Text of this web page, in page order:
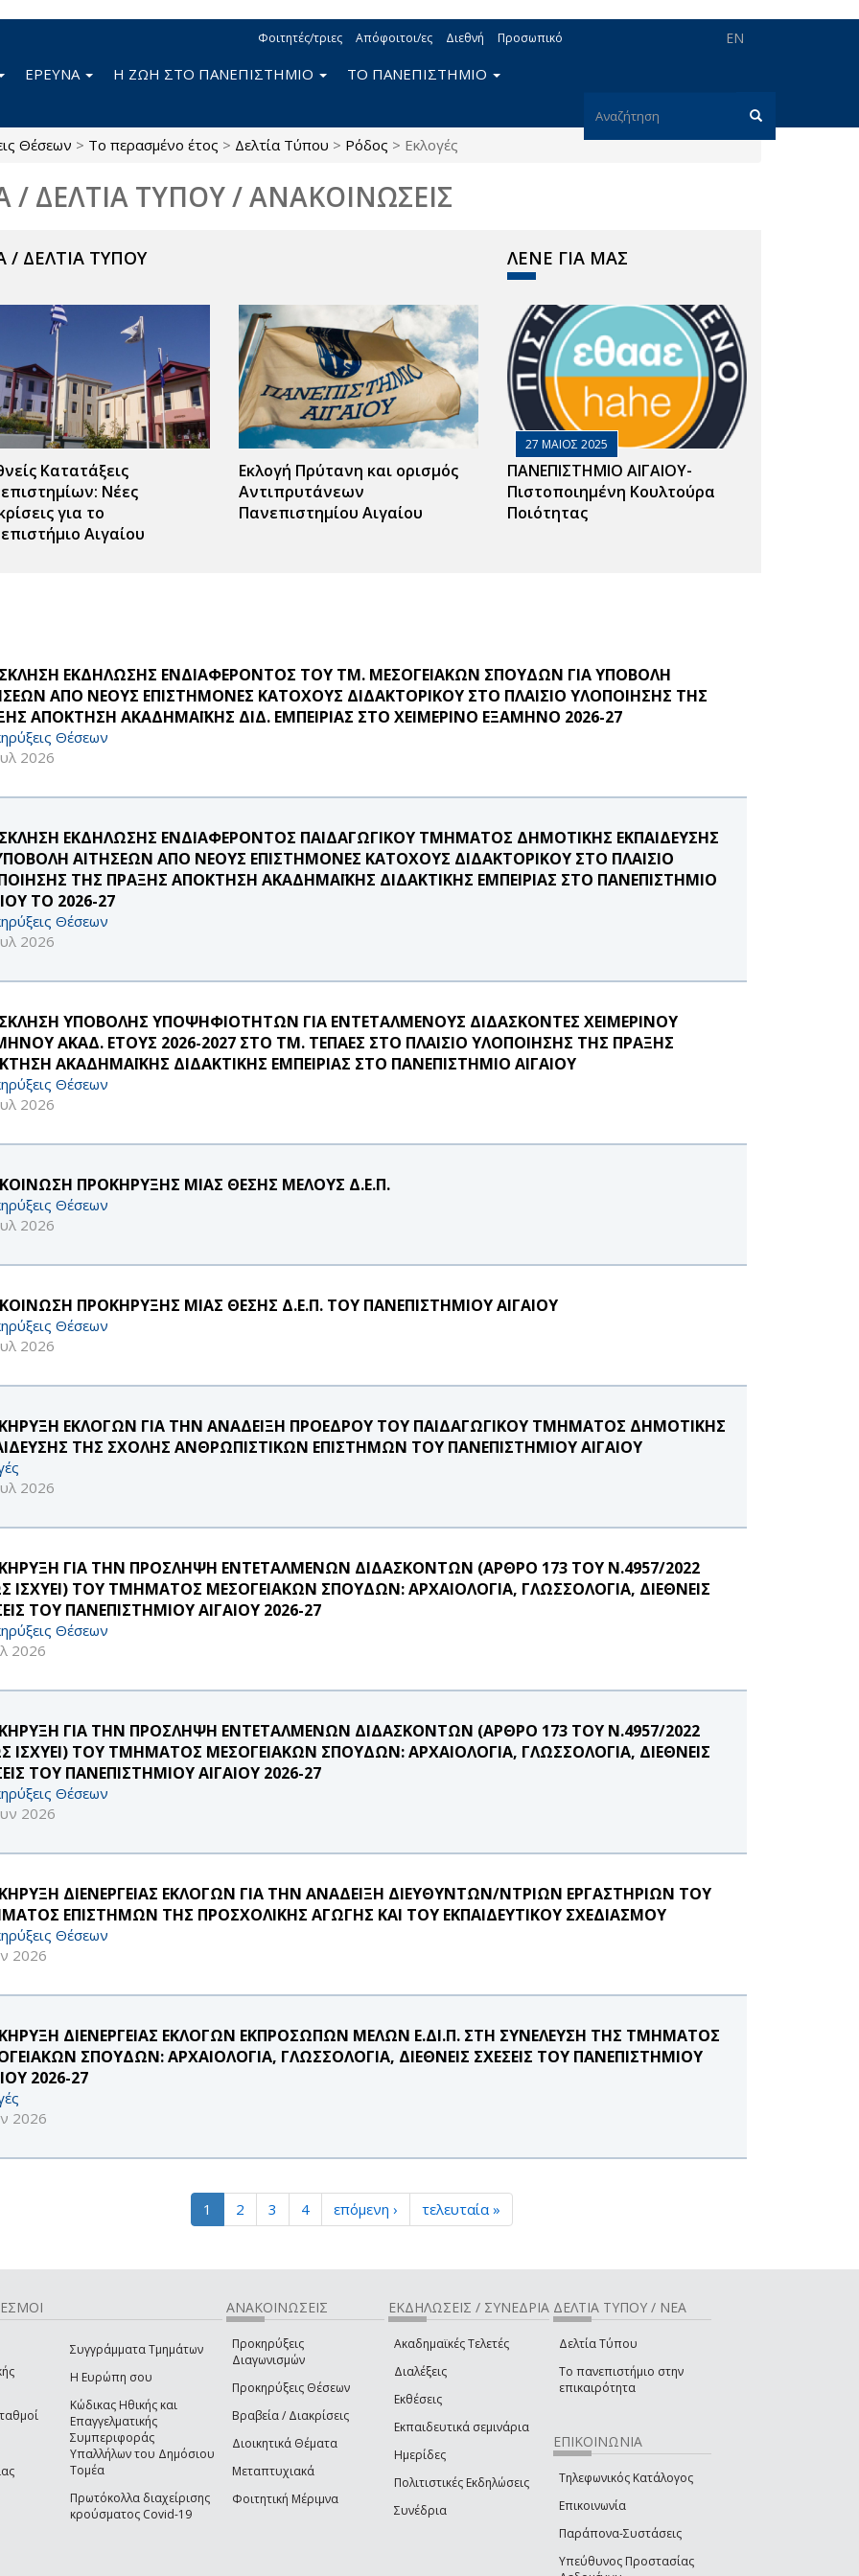
EN
Φοιτητές/τριες Απόφοιτοι/ες Διεθνή Προσωπικό
Φόρμα
ΕΡΕΥΝΑ Η ΖΩΗ ΣΤΟ ΠΑΝΕΠΙΣΤΗΜΙΟ ΤΟ ΠΑΝΕΠΙΣΤΗΜΙΟ
Θέσεων > Το περασμένο έτος > Δελτία Τύπου > Ρόδος > Εκλογές
/ ΔΕΛΤΙΑ ΤΥΠΟΥ / ΑΝΑΚΟΙΝΩΣΕΙΣ
/ ΔΕΛΤΙΑ ΤΥΠΟΥ
Κατατάξεις
Νέες
για το
Αιγαίου
Εκλογή Πρύτανη και ορισμός
Αντιπρυτάνεων
Πανεπιστημίου Αιγαίου
ΛΕΝΕ ΓΙΑ ΜΑΣ
27 ΜΑΙΟΣ 2025
ΠΑΝΕΠΙΣΤΗΜΙΟ ΑΙΓΑΙΟΥ-
Πιστοποιημένη Κουλτούρα
Ποιότητας
ΕΚΔΗΛΩΣΗΣ ΕΝΔΙΑΦΕΡΟΝΤΟΣ ΤΟΥ ΤΜ. ΜΕΣΟΓΕΙΑΚΩΝ ΣΠΟΥΔΩΝ ΓΙΑ ΥΠΟΒΟΛΗ
ΑΠΟ ΝΕΟΥΣ ΕΠΙΣΤΗΜΟΝΕΣ ΚΑΤΟΧΟΥΣ ΔΙΔΑΚΤΟΡΙΚΟΥ ΣΤΟ ΠΛΑΙΣΙΟ ΥΛΟΠΟΙΗΣΗΣ ΤΗΣ
ΑΠΟΚΤΗΣΗ ΑΚΑΔΗΜΑΪΚΗΣ ΔΙΔ. ΕΜΠΕΙΡΙΑΣ ΣΤΟ ΧΕΙΜΕΡΙΝΟ ΕΞΑΜΗΝΟ 2026-27
Θέσεων
2026
ΕΚΔΗΛΩΣΗΣ ΕΝΔΙΑΦΕΡΟΝΤΟΣ ΠΑΙΔΑΓΩΓΙΚΟΥ ΤΜΗΜΑΤΟΣ ΔΗΜΟΤΙΚΗΣ ΕΚΠΑΙΔΕΥΣΗΣ
ΑΙΤΗΣΕΩΝ ΑΠΟ ΝΕΟΥΣ ΕΠΙΣΤΗΜΟΝΕΣ ΚΑΤΟΧΟΥΣ ΔΙΔΑΚΤΟΡΙΚΟΥ ΣΤΟ ΠΛΑΙΣΙΟ
ΤΗΣ ΠΡΑΞΗΣ ΑΠΟΚΤΗΣΗ ΑΚΑΔΗΜΑΪΚΗΣ ΔΙΔΑΚΤΙΚΗΣ ΕΜΠΕΙΡΙΑΣ ΣΤΟ ΠΑΝΕΠΙΣΤΗΜΙΟ
ΤΟ 2026-27
Θέσεων
2026
ΥΠΟΒΟΛΗΣ ΥΠΟΨΗΦΙΟΤΗΤΩΝ ΓΙΑ ΕΝΤΕΤΑΛΜΕΝΟΥΣ ΔΙΔΑΣΚΟΝΤΕΣ ΧΕΙΜΕΡΙΝΟΥ
ΑΚΑΔ. ΕΤΟΥΣ 2026-2027 ΣΤΟ ΤΜ. ΤΕΠΑΕΣ ΣΤΟ ΠΛΑΙΣΙΟ ΥΛΟΠΟΙΗΣΗΣ ΤΗΣ ΠΡΑΞΗΣ
ΑΚΑΔΗΜΑΪΚΗΣ ΔΙΔΑΚΤΙΚΗΣ ΕΜΠΕΙΡΙΑΣ ΣΤΟ ΠΑΝΕΠΙΣΤΗΜΙΟ ΑΙΓΑΙΟΥ
Θέσεων
2026
ΠΡΟΚΗΡΥΞΗΣ ΜΙΑΣ ΘΕΣΗΣ ΜΕΛΟΥΣ Δ.Ε.Π.
Θέσεων
2026
ΠΡΟΚΗΡΥΞΗΣ ΜΙΑΣ ΘΕΣΗΣ Δ.Ε.Π. ΤΟΥ ΠΑΝΕΠΙΣΤΗΜΙΟΥ ΑΙΓΑΙΟΥ
Θέσεων
2026
ΕΚΛΟΓΩΝ ΓΙΑ ΤΗΝ ΑΝΑΔΕΙΞΗ ΠΡΟΕΔΡΟΥ ΤΟΥ ΠΑΙΔΑΓΩΓΙΚΟΥ ΤΜΗΜΑΤΟΣ ΔΗΜΟΤΙΚΗΣ
ΤΗΣ ΣΧΟΛΗΣ ΑΝΘΡΩΠΙΣΤΙΚΩΝ ΕΠΙΣΤΗΜΩΝ ΤΟΥ ΠΑΝΕΠΙΣΤΗΜΙΟΥ ΑΙΓΑΙΟΥ
2026
ΓΙΑ ΤΗΝ ΠΡΟΣΛΗΨΗ ΕΝΤΕΤΑΛΜΕΝΩΝ ΔΙΔΑΣΚΟΝΤΩΝ (ΑΡΘΡΟ 173 ΤΟΥ Ν.4957/2022
ΙΣΧΥΕΙ) ΤΟΥ ΤΜΗΜΑΤΟΣ ΜΕΣΟΓΕΙΑΚΩΝ ΣΠΟΥΔΩΝ: ΑΡΧΑΙΟΛΟΓΙΑ, ΓΛΩΣΣΟΛΟΓΙΑ, ΔΙΕΘΝΕΙΣ
ΤΟΥ ΠΑΝΕΠΙΣΤΗΜΙΟΥ ΑΙΓΑΙΟΥ 2026-27
Θέσεων
2026
ΓΙΑ ΤΗΝ ΠΡΟΣΛΗΨΗ ΕΝΤΕΤΑΛΜΕΝΩΝ ΔΙΔΑΣΚΟΝΤΩΝ (ΑΡΘΡΟ 173 ΤΟΥ Ν.4957/2022
ΙΣΧΥΕΙ) ΤΟΥ ΤΜΗΜΑΤΟΣ ΜΕΣΟΓΕΙΑΚΩΝ ΣΠΟΥΔΩΝ: ΑΡΧΑΙΟΛΟΓΙΑ, ΓΛΩΣΣΟΛΟΓΙΑ, ΔΙΕΘΝΕΙΣ
ΤΟΥ ΠΑΝΕΠΙΣΤΗΜΙΟΥ ΑΙΓΑΙΟΥ 2026-27
Θέσεων
2026
ΔΙΕΝΕΡΓΕΙΑΣ ΕΚΛΟΓΩΝ ΓΙΑ ΤΗΝ ΑΝΑΔΕΙΞΗ ΔΙΕΥΘΥΝΤΩΝ/ΝΤΡΙΩΝ ΕΡΓΑΣΤΗΡΙΩΝ ΤΟΥ
ΕΠΙΣΤΗΜΩΝ ΤΗΣ ΠΡΟΣΧΟΛΙΚΗΣ ΑΓΩΓΗΣ ΚΑΙ ΤΟΥ ΕΚΠΑΙΔΕΥΤΙΚΟΥ ΣΧΕΔΙΑΣΜΟΥ
Θέσεων
2026
ΔΙΕΝΕΡΓΕΙΑΣ ΕΚΛΟΓΩΝ ΕΚΠΡΟΣΩΠΩΝ ΜΕΛΩΝ Ε.ΔΙ.Π. ΣΤΗ ΣΥΝΕΛΕΥΣΗ ΤΗΣ ΤΜΗΜΑΤΟΣ
ΣΠΟΥΔΩΝ: ΑΡΧΑΙΟΛΟΓΙΑ, ΓΛΩΣΣΟΛΟΓΙΑ, ΔΙΕΘΝΕΙΣ ΣΧΕΣΕΙΣ ΤΟΥ ΠΑΝΕΠΙΣΤΗΜΙΟΥ
2026-27
2026
1 2 3 4 επόμενη › τελευταία »
Συγγράμματα Τμημάτων
Η Ευρώπη σου
Κώδικας Ηθικής και
Επαγγελματικής
Συμπεριφοράς
Υπαλλήλων του Δημόσιου
Τομέα
Πρωτόκολλα διαχείρισης
κρούσματος Covid-19
ΑΝΑΚΟΙΝΩΣΕΙΣ
Προκηρύξεις
Διαγωνισμών
Προκηρύξεις Θέσεων
Βραβεία / Διακρίσεις
Διοικητικά Θέματα
Μεταπτυχιακά
Φοιτητική Μέριμνα
ΕΚΔΗΛΩΣΕΙΣ / ΣΥΝΕΔΡΙΑ
Ακαδημαϊκές Τελετές
Διαλέξεις
Εκθέσεις
Εκπαιδευτικά σεμινάρια
Ημερίδες
Πολιτιστικές Εκδηλώσεις
Συνέδρια
ΔΕΛΤΙΑ ΤΥΠΟΥ / ΝΕΑ
Δελτία Τύπου
Το πανεπιστήμιο στην
επικαιρότητα
ΕΠΙΚΟΙΝΩΝΙΑ
Τηλεφωνικός Κατάλογος
Επικοινωνία
Παράπονα-Συστάσεις
Υπεύθυνος Προστασίας